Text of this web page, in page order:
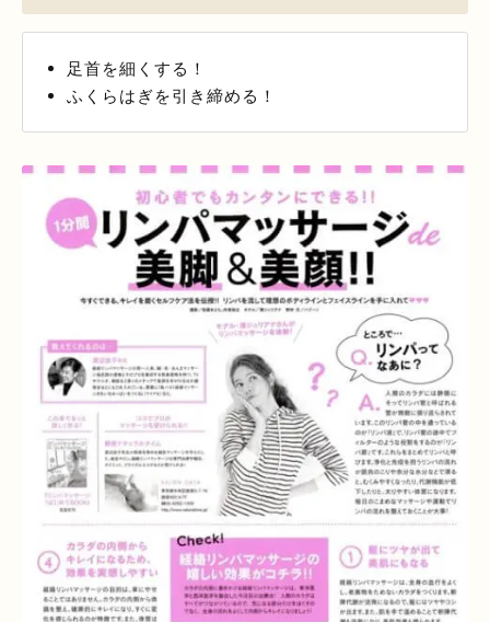
足首を細くする！
ふくらはぎを引き締める！